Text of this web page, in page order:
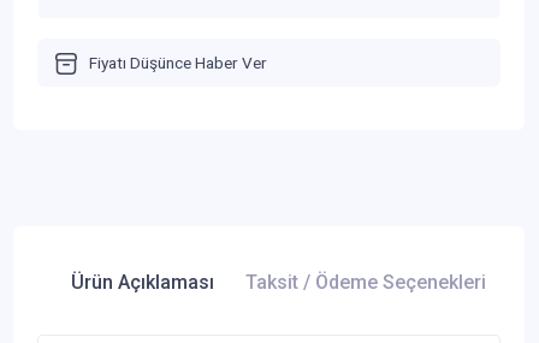
Fiyatı Düşünce Haber Ver
Ürün Açıklaması Taksit / Ödeme Seçenekleri